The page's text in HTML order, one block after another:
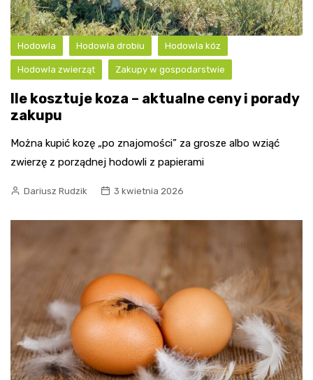
Hodowla Hodowla drobiu Hodowla kóz
Hodowla zwierząt Zakupy w gospodarstwie
Ile kosztuje koza – aktualne ceny i porady
zakupu
Można kupić kozę „po znajomości” za grosze albo wziąć
zwierzę z porządnej hodowli z papierami
Dariusz Rudzik 3 kwietnia 2026